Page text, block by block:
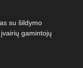
su šildymo
gamintojų